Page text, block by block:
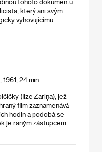
tohoto dokumentu
který ani svým
vyhovujícímu
24 min
(Ilze Zariņa), jež
film zaznamenává
hodin a podobá se
je raným zástupcem